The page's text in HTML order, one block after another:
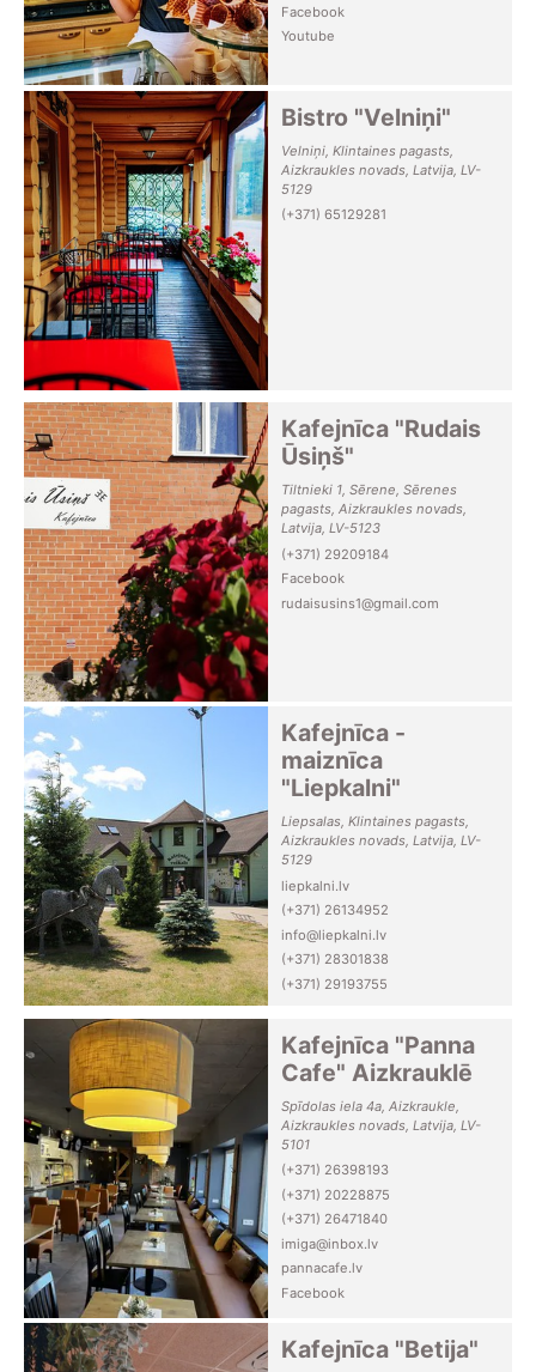
Facebook
Youtube
Bistro "Velniņi"
Velniņi, Klintaines pagasts,
Aizkraukles novads, Latvija, LV-
5129
(+371) 65129281
Kafejnīca "Rudais
Ūsiņš"
Tiltnieki 1, Sērene, Sērenes
pagasts, Aizkraukles novads,
Latvija, LV-5123
(+371) 29209184
Facebook
rudaisusins1@gmail.com
Kafejnīca -
maiznīca
"Liepkalni"
Liepsalas, Klintaines pagasts,
Aizkraukles novads, Latvija, LV-
5129
liepkalni.lv
(+371) 26134952
info@liepkalni.lv
(+371) 28301838
(+371) 29193755
Kafejnīca "Panna
Cafe" Aizkrauklē
Spīdolas iela 4a, Aizkraukle,
Aizkraukles novads, Latvija, LV-
5101
(+371) 26398193
(+371) 20228875
(+371) 26471840
imiga@inbox.lv
pannacafe.lv
Facebook
Kafejnīca "Betija"